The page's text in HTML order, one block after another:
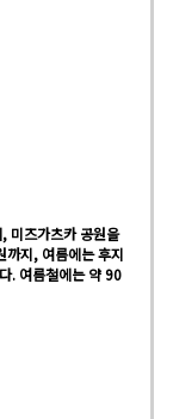
미즈가츠카 공원을
까지, 여름에는 후지
. 여름철에는 약 90